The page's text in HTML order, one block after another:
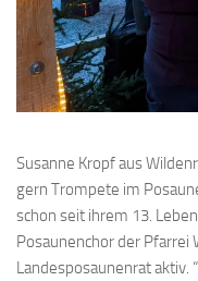
Susanne Kropf aus
gern Trompete im
schon seit ihrem 13.
Posaunenchor der Pfarrei
Landesposaunenrat aktiv.